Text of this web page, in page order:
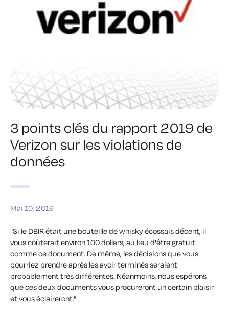
3 points clés du rapport 2019 de
Verizon sur les violations de
données
Mai 10, 2019
"Si le DBIR était une bouteille de whisky écossais décent, il
vous coûterait environ 100 dollars, au lieu d'être gratuit
comme ce document. De même, les décisions que vous
pourriez prendre après les avoir terminés seraient
probablement très différentes. Néanmoins, nous espérons
que ces deux documents vous procureront un certain plaisir
et vous éclaireront."